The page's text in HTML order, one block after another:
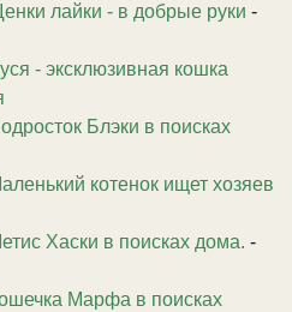
лайки - в добрые руки -
- эксклюзивная кошка
Блэки в поисках
котенок ищет хозяев
Хаски в поисках дома. -
Марфа в поисках